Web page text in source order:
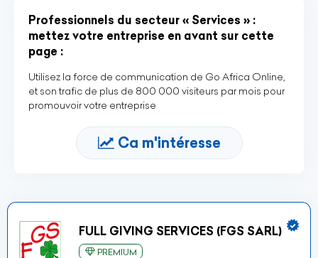
Professionnels du secteur « Services » :
mettez votre entreprise en avant sur cette
page :
Utilisez la force de communication de Go Africa Online,
et son trafic de plus de 800 000 visiteurs par mois pour
promouvoir votre entreprise
Ca m'intéresse
FULL GIVING SERVICES (FGS SARL)
PREMIUM